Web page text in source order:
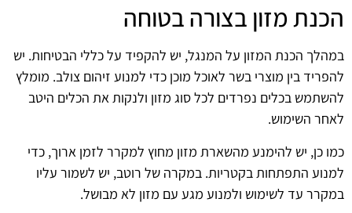
הכנת מזון בצורה בטוחה
במהלך הכנת המזון על המנגל, יש להקפיד על כללי הבטיחות. יש
להפריד בין מוצרי בשר לאוכל מוכן כדי למנוע זיהום צולב. מומלץ
להשתמש בכלים נפרדים לכל סוג מזון ולנקות את הכלים היטב
לאחר השימוש.
כמו כן, יש להימנע מהשארת מזון מחוץ למקרר לזמן ארוך, כדי
למנוע התפתחות בקטריות. במקרה של רוטב, יש לשמור עליו
במקרר עד לשימוש ולמנוע מגע עם מזון לא מבושל.